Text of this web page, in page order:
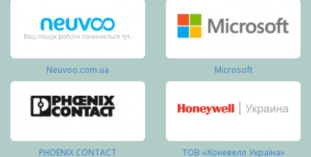
Neuvoo.com.ua Microsoft
PHOENIX CONTACT ТОВ «Хоневелл Україна»